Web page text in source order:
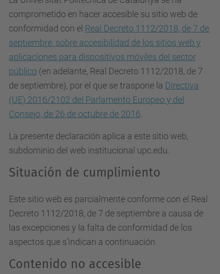
comprometido en hacer accesible su sitio web de
conformidad con el Real Decreto 1112/2018, de 7 de
septiembre, sobre accesibilidad de los sitios web y
aplicaciones para dispositivos móviles del sector
público (en adelante, Real Decreto 1112/2018, de 7
de septiembre), por el que se traspone la Directiva
(UE) 2016/2102 del Parlamento Europeo y del
Consejo, de 26 de octubre de 2016
La presente declaración aplica a este sitio web,
subdominio del web institucional upc.edu.
Situación de cumplimiento
Este sitio web es parcialmente conforme con el Real
Decreto 1112/2018, de 7 de septiembre a causa de
las excepciones y la falta de conformidad de los
aspectos que s’indican a continuación.
Contenido no accesible